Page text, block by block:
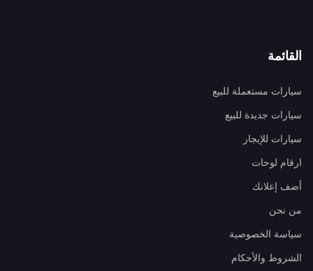
القائمة
سيارات مستعملة للبيع
سيارات جديدة للبيع
سيارات للإيجار
ارقام لوحات
أضف إعلانك
من نحن
سياسة الخصوصية
الشروط والأحكام